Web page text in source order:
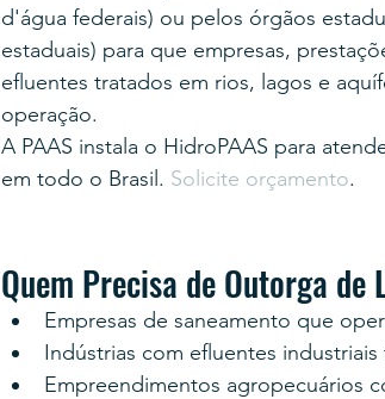
d'água federais) ou pelos órgãos
estaduais) para que empresas,
efluentes tratados em rios, lagos e
operação.
A PAAS instala o HidroPAAS para
em todo o Brasil. Solicite orçamento.
Quem Precisa de Outorga de
Empresas de saneamento que
Indústrias com efluentes
Empreendimentos agropecuários